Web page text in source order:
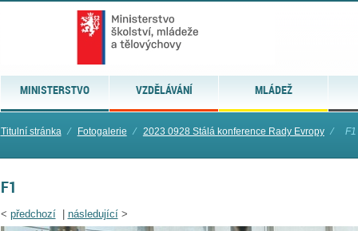
MINISTERSTVO VZDĚLÁVÁNÍ MLÁDEŽ
Titulní stránka ⁄ Fotogalerie ⁄ 2023 0928 Stálá konference Rady Evropy ⁄ F1
F1
< předchozí| následující>